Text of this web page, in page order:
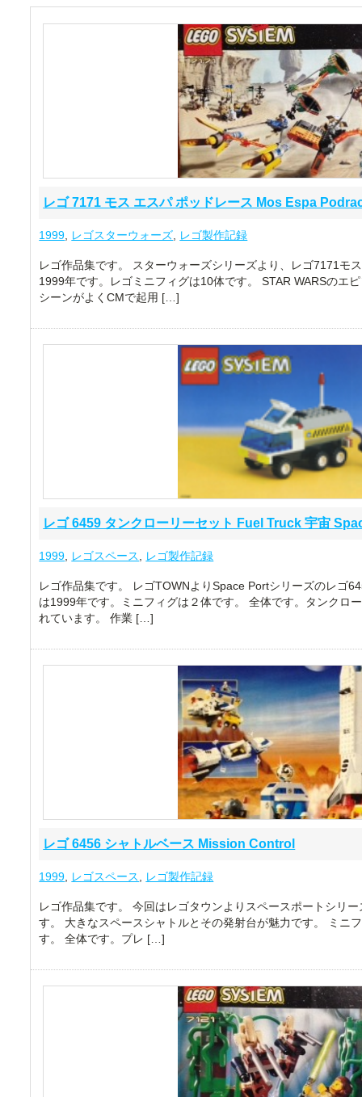
レゴ 7171 モス エスパ ポッドレース Mos Espa
1999 レゴスターウォーズ レゴ製作記録
レゴ作品集です。 スターウォーズシリーズより、レゴ7171モ
1999年です。レゴミニフィグは10体です。 STAR WARSのエ
シーンがよくCMで起用 […]
レゴ 6459 タンクローリーセット Fuel Truck 宇宙
1999 レゴスペース レゴ製作記録
レゴ作品集です。 レゴTOWNよりSpace Portシリーズのレゴ
は1999年です。ミニフィグは２体です。 全体です。タンクロ
れています。 作業 […]
レゴ 6456 シャトルベース Mission Control
1999 レゴスペース レゴ製作記録
レゴ作品集です。 今回はレゴタウンよりスペースポートシリ
す。 大きなスペースシャトルとその発射台が魅力です。 ミニ
す。 全体です。プレ […]